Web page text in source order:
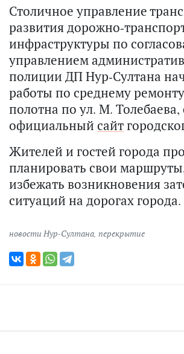
Столичное управление
развития дорожно-
инфраструктуры по
управлением
полиции ДП Нур-Султана
работы по среднему
полотна по ул. М.
официальный сайт
Жителей и гостей города
планировать свои
избежать возникновения
ситуаций на дорогах города.
новости Нур-Султана перекрытие